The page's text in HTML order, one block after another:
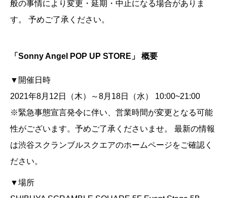
般の事情により変更・延期・中止になる場合がありま
す。 予めご了承ください。
「Sonny Angel POP UP STORE」 概要
▼開催日時
2021年8月12日（木）～8月18日（水） 10:00~21:00
※緊急事態宣言発令に伴い、営業時間が変更となる可能
性がございます。予めご了承くださいませ。 最新の情報
は渋谷スクランブルスクエアのホームページをご確認く
ださい。
▼場所